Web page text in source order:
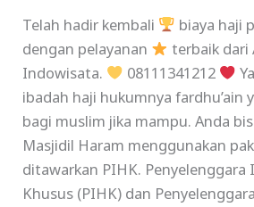
Telah hadir kembali
biaya haji
dengan pelayanan
terbaik dari
Indowisata.
08111341212
ibadah haji hukumnya fardhu’ain
bagi muslim jika mampu. Anda
Masjidil Haram menggunakan
ditawarkan PIHK. Penyelenggara
Khusus (PIHK) dan